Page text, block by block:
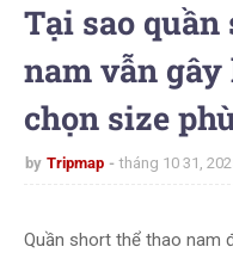
Tại sao
nam vẫn
chọn size
by Tripmap tháng 10 31,
Quần short thể thao nam